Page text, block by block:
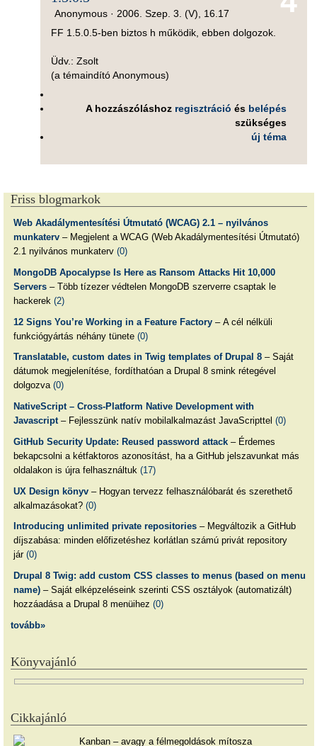
Anonymous · 2006. Szep. 3. (V), 16.17
FF 1.5.0.5-ben biztos h működik, ebben dolgozok.
Üdv.: Zsolt
(a témaindító Anonymous)
A hozzászóláshoz regisztráció és belépés
szükséges
új téma
Friss blogmarkok
Web Akadálymentesítési Útmutató (WCAG) 2.1 – nyilvános
munkaterv– Megjelent a WCAG (Web Akadálymentesítési Útmutató)
2.1 nyilvános munkaterv (0)
MongoDB Apocalypse Is Here as Ransom Attacks Hit 10,000
Servers– Több tízezer védtelen MongoDB szerverre csaptak le
hackerek (2)
12 Signs You’re Working in a Feature Factory– A cél nélküli
funkciógyártás néhány tünete (0)
Translatable, custom dates in Twig templates of Drupal 8– Saját
dátumok megjelenítése, fordíthatóan a Drupal 8 smink rétegével
dolgozva (0)
NativeScript – Cross-Platform Native Development with
Javascript– Fejlesszünk natív mobilalkalmazást JavaScripttel (0)
GitHub Security Update: Reused password attack– Érdemes
bekapcsolni a kétfaktoros azonosítást, ha a GitHub jelszavunkat más
oldalakon is újra felhasználtuk (17)
UX Design könyv– Hogyan tervezz felhasználóbarát és szerethető
alkalmazásokat? (0)
Introducing unlimited private repositories– Megváltozik a GitHub
díjszabása: minden előfizetéshez korlátlan számú privát repository
jár (0)
Drupal 8 Twig: add custom CSS classes to menus (based on menu
name)– Saját elképzeléseink szerinti CSS osztályok (automatizált)
hozzáadása a Drupal 8 menüihez (0)
tovább»
Könyvajánló
Cikkajánló